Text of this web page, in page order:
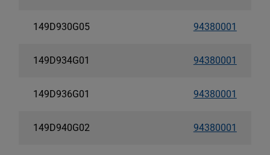
149D930G05 94380001
149D934G01 94380001
149D936G01 94380001
149D940G02 94380001